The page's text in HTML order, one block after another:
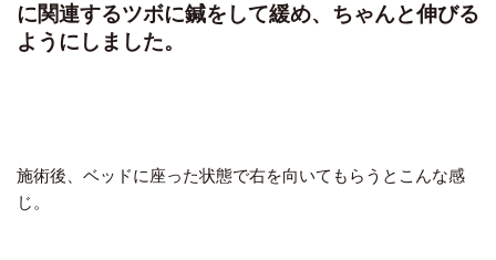
に関連するツボに鍼をして緩め、ちゃんと伸びる
ようにしました。
施術後、ベッドに座った状態で右を向いてもらうとこんな感
じ。